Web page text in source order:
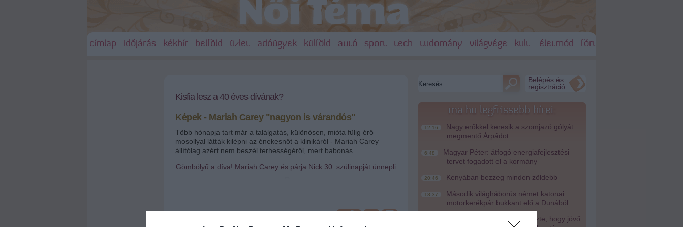
címlap időjárás kékhír belföld üzlet adóügyek külföld autó sport tech tudomány világvége kult életmód fórum
Kisfia lesz a 40 éves dívának?
Képek - Mariah Carey "nagyon is várandós"
Több hónapja tart már a találgatás, különösen, mióta fülig érő
mosollyal látták kilépni az énekesnőt a klinikáról - Mariah Carey
állítólag azért nem beszél terhességéről, mert babonás.
Gömbölyű a díva! Mariah Carey és párja Nick 30. szülinapját ünnepli
Belépés és
regisztráció
ma.hu legfrissebb hírei:
12:16
Nagy erőkkel keresik a szomjazó gólyát
megmentő Árpádot
6:48
Magyar Péter: átfogó energiafejlesztési
tervet fogadott el a kormány
20:46 Kenyában bezzeg minden zöldebb
18:37
Második világháborús német katonai
motorkerékpár bukkant elő a Dunából
A Tisza-frakció kezdeményezte, hogy jövő